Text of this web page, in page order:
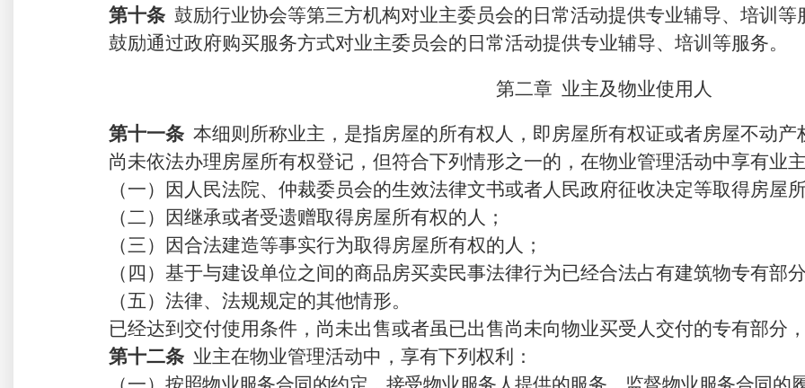
第十条 鼓励行业协会等第三方机构对业主委员会的日常活动提供专业辅导、培训等
鼓励通过政府购买服务方式对业主委员会的日常活动提供专业辅导、培训等服务。
第二章 业主及物业使用人
第十一条 本细则所称业主，是指房屋的所有权人，即房屋所有权证或者房屋不动
尚未依法办理房屋所有权登记，但符合下列情形之一的，在物业管理活动中享有业
（一）因人民法院、仲裁委员会的生效法律文书或者人民政府征收决定等取得房屋
（二）因继承或者受遗赠取得房屋所有权的人；
（三）因合法建造等事实行为取得房屋所有权的人；
（四）基于与建设单位之间的商品房买卖民事法律行为已经合法占有建筑物专有部
（五）法律、 法规规定的其他情形。
已经达到交付使用条件，尚未出售或者虽已出售尚未向物业买受人交付的专有部分
第十二条 业主在物业管理活动中，享有下列权利：